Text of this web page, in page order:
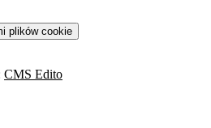
plików cookie
CMS Edito